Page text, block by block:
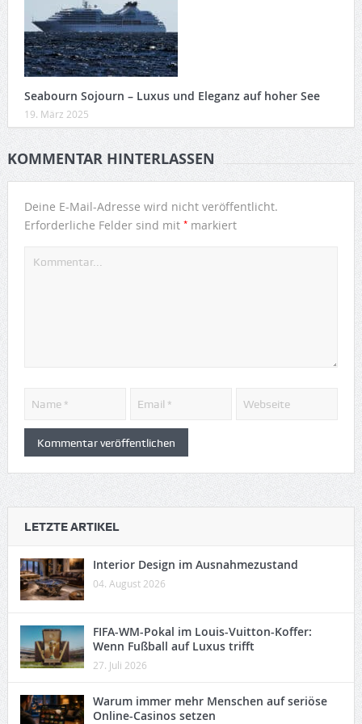
Seabourn Sojourn – Luxus und Eleganz auf hoher See
19. März 2025
KOMMENTAR HINTERLASSEN
Deine E-Mail-Adresse wird nicht veröffentlicht.
Erforderliche Felder sind mit *markiert
LETZTE ARTIKEL
Interior Design im Ausnahmezustand
04. August 2026
FIFA-WM-Pokal im Louis-Vuitton-Koffer:
Wenn Fußball auf Luxus trifft
27. Juli 2026
Warum immer mehr Menschen auf seriöse
Online-Casinos setzen